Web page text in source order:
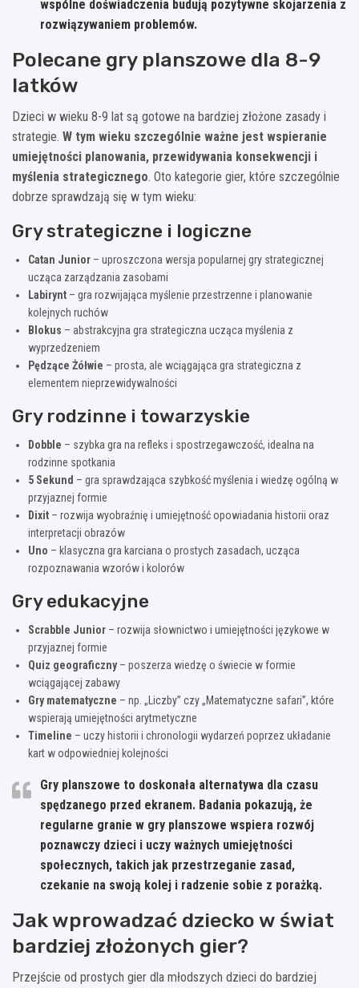
wspólne doświadczenia budują pozytywne skojarzenia z
rozwiązywaniem problemów.
Polecane gry planszowe dla 8-9
latków
Dzieci w wieku 8-9 lat są gotowe na bardziej złożone zasady i
strategie. W tym wieku szczególnie ważne jest wspieranie
umiejętności planowania, przewidywania konsekwencji i
myślenia strategicznego. Oto kategorie gier, które szczególnie
dobrze sprawdzają się w tym wieku:
Gry strategiczne i logiczne
Catan Junior – uproszczona wersja popularnej gry strategicznej
ucząca zarządzania zasobami
Labirynt – gra rozwijająca myślenie przestrzenne i planowanie
kolejnych ruchów
Blokus – abstrakcyjna gra strategiczna ucząca myślenia z
wyprzedzeniem
Pędzące Żółwie – prosta, ale wciągająca gra strategiczna z
elementem nieprzewidywalności
Gry rodzinne i towarzyskie
Dobble – szybka gra na refleks i spostrzegawczość, idealna na
rodzinne spotkania
5 Sekund – gra sprawdzająca szybkość myślenia i wiedzę ogólną w
przyjaznej formie
Dixit – rozwija wyobraźnię i umiejętność opowiadania historii oraz
interpretacji obrazów
Uno – klasyczna gra karciana o prostych zasadach, ucząca
rozpoznawania wzorów i kolorów
Gry edukacyjne
Scrabble Junior – rozwija słownictwo i umiejętności językowe w
przyjaznej formie
Quiz geograficzny– poszerza wiedzę o świecie w formie
wciągającej zabawy
Gry matematyczne – np. „Liczby” czy „Matematyczne safari”, które
wspierają umiejętności arytmetyczne
Timeline – uczy historii i chronologii wydarzeń poprzez układanie
kart w odpowiedniej kolejności
Gry planszowe to doskonała alternatywa dla czasu
spędzanego przed ekranem. Badania pokazują, że
regularne granie w gry planszowe wspiera rozwój
poznawczy dzieci i uczy ważnych umiejętności
społecznych, takich jak przestrzeganie zasad,
czekanie na swoją kolej i radzenie sobie z porażką.
Jak wprowadzać dziecko w świat
bardziej złożonych gier?
Przejście od prostych gier dla młodszych dzieci do bardziej